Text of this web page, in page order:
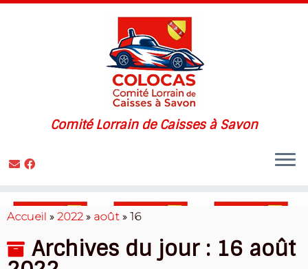
Skip
to
Comité Lorrain de Caisses à Savon
Accueil » 2022 » août » 16
Archives du jour : 16 août